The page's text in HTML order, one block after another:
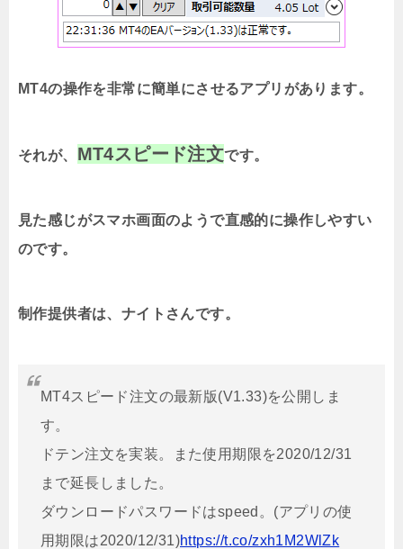
MT4の操作を非常に簡単にさせるアプリがあります。
それが、 MT4スピード注文です。
見た感じがスマホ画面のようで直感的に操作しやすい
のです。
制作提供者は、ナイトさんです。
MT4スピード注文の最新版(V1.33)を公開しま
す。
ドテン注文を実装。また使用期限を2020/12/31
まで延長しました。
ダウンロードパスワードはspeed。(アプリの使
用期限は2020/12/31)https://t.co/zxh1M2WlZk